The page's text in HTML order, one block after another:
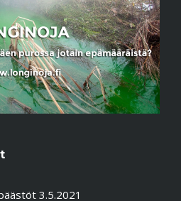
3.5.2021